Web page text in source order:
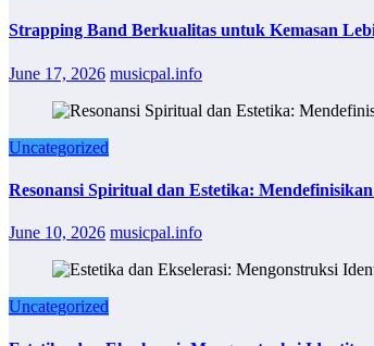
Strapping Band Berkualitas untuk Kemasan
June 17, 2026 musicpal.info
Uncategorized
Resonansi Spiritual dan Estetika:
June 10, 2026 musicpal.info
Uncategorized